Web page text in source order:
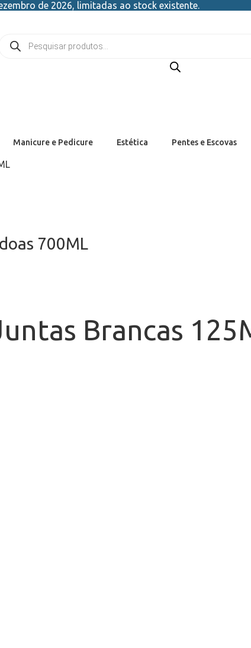
de 2026, limitadas ao stock existente.
Manicure e Pedicure Estética Pentes e Escovas
700ML
Brancas